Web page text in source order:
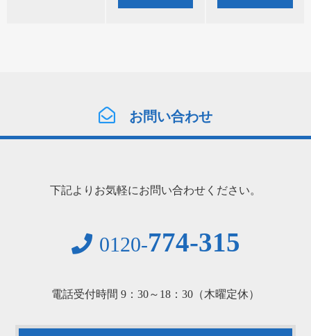
お問い合わせ
下記よりお気軽にお問い合わせください。
0120-774-315
電話受付時間 9：30～18：30（木曜定休）